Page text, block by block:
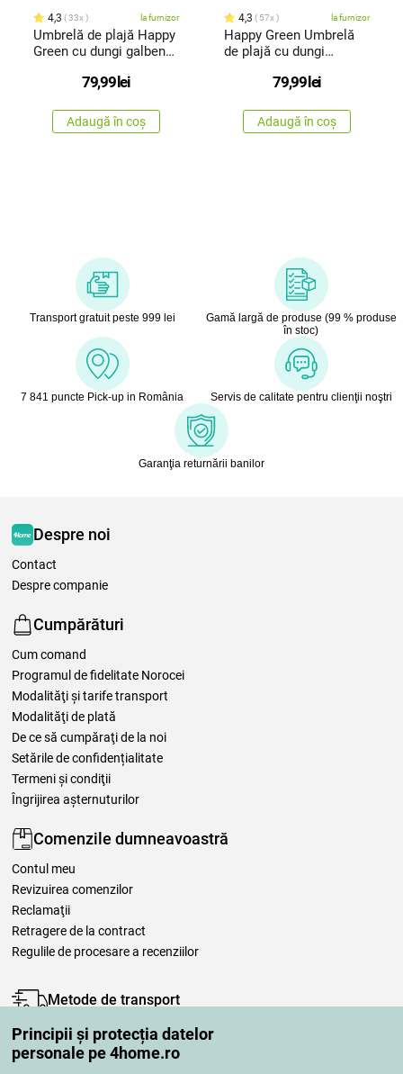
Principii și protecția datelor
personale pe 4home.ro
4,3 33x la furnizor
Umbrelă de plajă Happy
Green cu dungi galbene,
79,99 lei
Adaugă în coș
4,3 57x la furnizor
Happy Green Umbrelă
de plajă cu dungi
79,99 lei
Adaugă în coș
Transport gratuit peste 999 lei
Gamă largă de produse (99 % produse
în stoc)
7 841 puncte Pick-up in România Servis de calitate pentru clienţii noştri
Garanţia returnării banilor
Despre noi
Contact
Despre companie
Cumpărături
Cum comand
Programul de fidelitate Norocei
Modalităţi şi tarife transport
Modalităţi de plată
De ce să cumpăraţi de la noi
Setările de confidențialitate
Termeni şi condiţii
Îngrijirea așternuturilor
Comenzile dumneavoastră
Contul meu
Revizuirea comenzilor
Reclamaţii
Retragere de la contract
Regulile de procesare a recenziilor
Metode de transport
Metode de plată